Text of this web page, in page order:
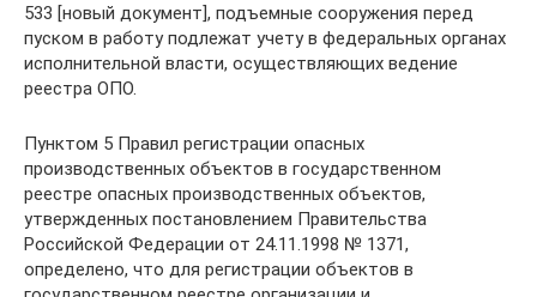
533 [новый документ], подъемные сооружения перед
пуском в работу подлежат учету в федеральных органах
исполнительной власти, осуществляющих ведение
реестра ОПО.
Пунктом 5 Правил регистрации опасных
производственных объектов в государственном
реестре опасных производственных объектов,
утвержденных постановлением Правительства
Российской Федерации от 24.11.1998 № 1371,
определено, что для регистрации объектов в